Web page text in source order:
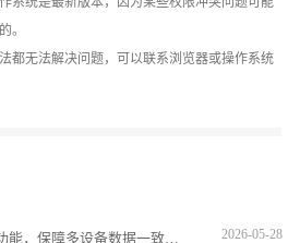
。
都无法解决问题，可以联系浏览器或操作系统
2026-05-28